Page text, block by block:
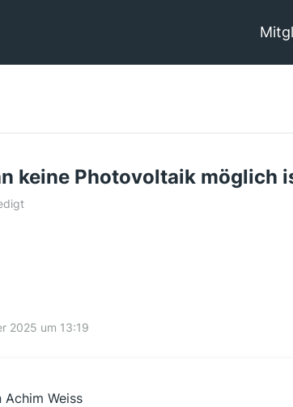
keine Photovoltaik möglich
2025 um 13:19
Weiss